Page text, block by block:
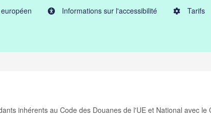
Informations sur l'accessibilité Tarifs
inhérents au Code des Douanes de l'UE et National avec le